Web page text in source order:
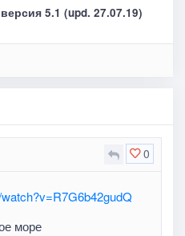
5.1 (upd. 27.07.19)
0
море